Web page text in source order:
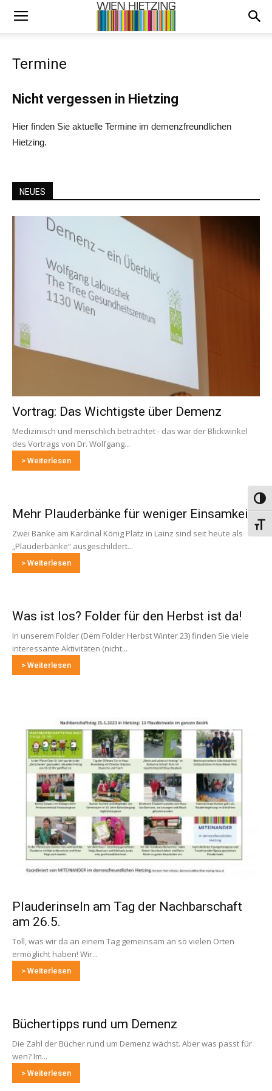
Termine
Nicht vergessen in Hietzing
Hier finden Sie aktuelle Termine im demenzfreundlichen
Hietzing.
NEUES
Vortrag: Das Wichtigste über Demenz
Medizinisch und menschlich betrachtet - das war der Blickwinkel
des Vortrags von Dr. Wolfgang...
> Weiterlesen
Mehr Plauderbänke für weniger Einsamkeit
Zwei Bänke am Kardinal König Platz in Lainz sind seit heute als
„Plauderbänke“ ausgeschildert...
> Weiterlesen
Was ist los? Folder für den Herbst ist da!
In unserem Folder (Dem Folder Herbst Winter 23) finden Sie viele
interessante Aktivitäten (nicht...
> Weiterlesen
Plauderinseln am Tag der Nachbarschaft
am 26.5.
Toll, was wir da an einem Tag gemeinsam an so vielen Orten
ermöglicht haben! Wir...
> Weiterlesen
Büchertipps rund um Demenz
Die Zahl der Bücher rund um Demenz wächst. Aber was passt für
wen? Im...
> Weiterlesen